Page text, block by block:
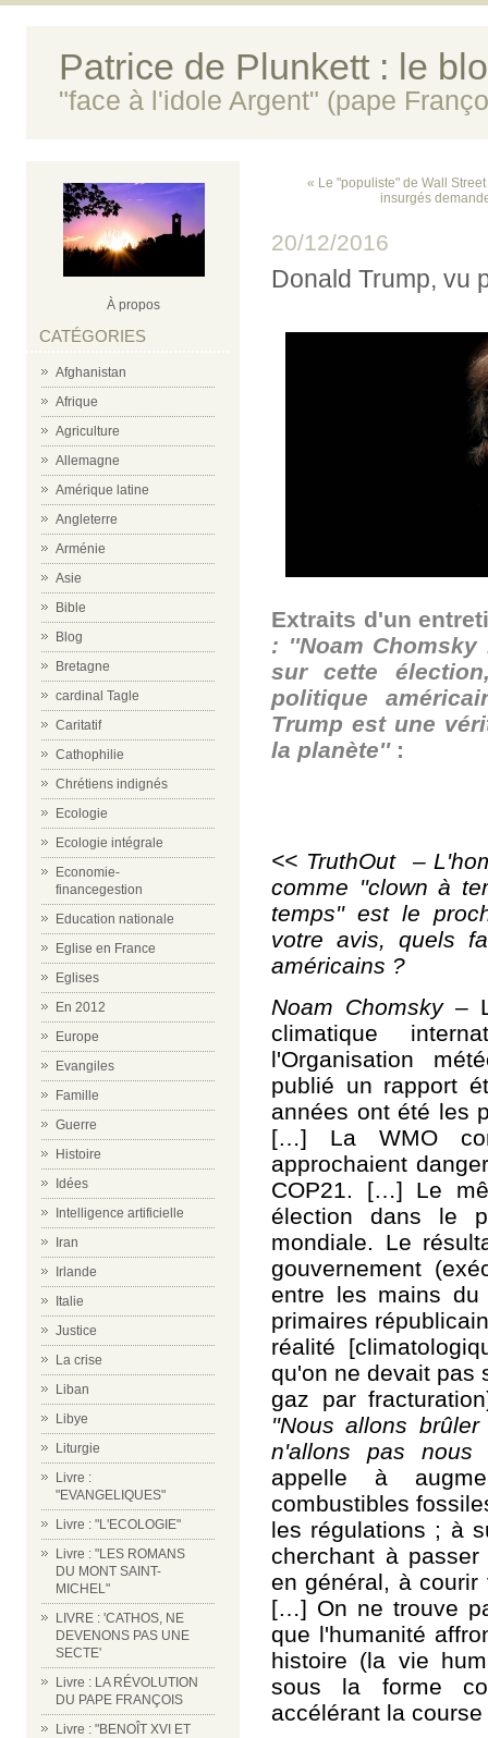
Patrice de Plunkett : le
"face à l'idole Argent" (pape
À propos
CATÉGORIES
Afghanistan
Afrique
Agriculture
Allemagne
Amérique latine
Angleterre
Arménie
Asie
Bible
Blog
Bretagne
cardinal Tagle
Caritatif
Cathophilie
Chrétiens indignés
Ecologie
Ecologie intégrale
Economie-
financegestion
Education nationale
Eglise en France
Eglises
En 2012
Europe
Evangiles
Famille
Guerre
Histoire
Idées
Intelligence artificielle
Iran
Irlande
Italie
Justice
La crise
Liban
Libye
Liturgie
Livre :
"EVANGELIQUES"
Livre : "L'ECOLOGIE"
Livre : "LES ROMANS
DU MONT SAINT-
MICHEL"
LIVRE : 'CATHOS, NE
DEVENONS PAS UNE
SECTE'
Livre : LA RÉVOLUTION
DU PAPE FRANÇOIS
Livre : "BENOÎT XVI ET
« Le "populiste" de Wall
insurgés
20/12/2016
Donald Trump, vu
Extraits d'un
: ''Noam
sur cette
politique
Trump est une
la planète'' :
<< TruthOut –
comme ''clown à
temps'' est le
votre avis, quels
américains ?
Noam Chomsky–
climatique
l'Organisation
publié un rapport
années ont été les
[…] La WMO
approchaient
COP21. […] Le
élection dans le
mondiale. Le
gouvernement
entre les mains
primaires
réalité
qu'on ne devait pas
gaz par
''Nous allons
n'allons pas nous
appelle à
combustibles
les régulations ; à
cherchant à
en général, à
[…] On ne trouve
que l'humanité
histoire (la vie
sous la forme
accélérant la